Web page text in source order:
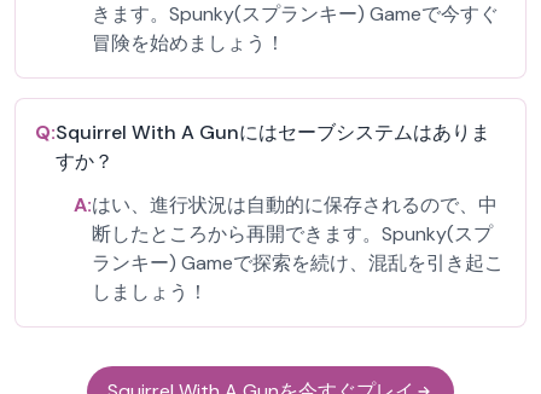
きます。Spunky(スプランキー) Gameで今すぐ
冒険を始めましょう！
Q:Squirrel With A Gunにはセーブシステムはありま
すか？
A:はい、進行状況は自動的に保存されるので、中
断したところから再開できます。Spunky(スプ
ランキー) Gameで探索を続け、混乱を引き起こ
しましょう！